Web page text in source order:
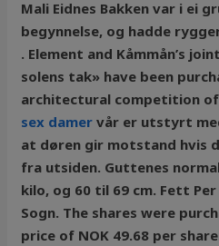
Mali Eidnes Bakken var i ei
begynnelse, og hadde
. Element and Kåmmån’s
solens tak» have been
architectural competition of
sex damer vår er utstyrt
at døren gir motstand hvis
fra utsiden. Guttenes
kilo, og 60 til 69 cm. Fett
Sogn. The shares were
price of NOK 49.68 per